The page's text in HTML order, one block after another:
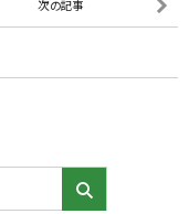
次の記事